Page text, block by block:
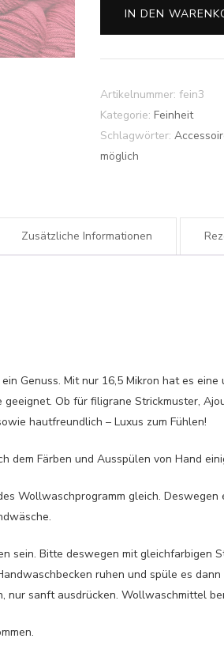
ultrafine
Cochenille
Krapp
Menge
IN DEN
Artikelnummer: fein3
Kategorie: Feinheit
Schlagwörter:
möglich
Zusätzliche Informationen
Genuss. Mit nur 16,5 Mikron hat es
Ob für filigrane Strickmuster,
hautfreundlich – Luxus zum Fühlen!
dem Färben und Ausspülen von Hand
Wollwaschprogramm gleich. Deswegen
sein. Bitte deswegen mit gleichfarbigen
ruhen und spüle es
nur sanft ausdrücken. Wollwaschmittel